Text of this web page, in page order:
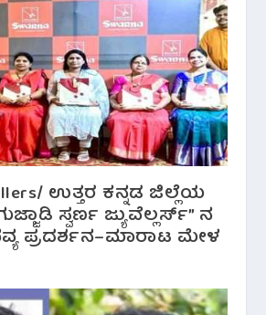
ಉತ್ತರ ಕನ್ನಡ ಜಿಲ್ಲೆಯ
ಸ್ವರ್ಣ ಜ್ಯುವೆಲ್ಲರ್ಸ್” ನ
ಪ್ರದರ್ಶನ–ಮಾರಾಟ ಮೇಳ